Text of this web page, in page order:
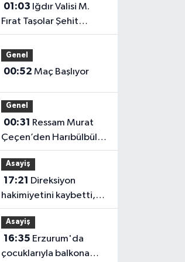
01:03
Fırat Taşolar Şehit
Babasının Elini Öptü
Genel
00:52 Maç Başlıyor
Genel
00:31
Çeçen’den Harıbülbül
Hediyesi
Asayiş
17:21
hakimiyetini kaybetti,
karşı şeritteki otomobile
çarptı
Asayiş
16:35
çocuklarıyla balkona